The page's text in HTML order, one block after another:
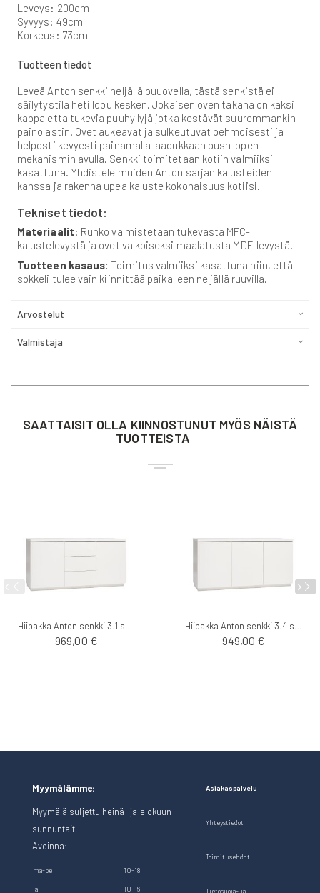
Leveys: 200cm
Syvyys: 49cm
Korkeus: 73cm
Tuotteen tiedot
Leveä Anton senkki neljällä puuovella, tästä senkistä ei
säilytystila heti lopu kesken. Jokaisen oven takana on kaksi
kappaletta tukevia puuhyllyjä jotka kestävät suuremmankin
painolastin. Ovet aukeavat ja sulkeutuvat pehmoisesti ja
helposti kevyesti painamalla laadukkaan push-open
mekanismin avulla. Senkki toimitetaan kotiin valmiiksi
kasattuna. Yhdistele muiden Anton sarjan kalusteiden
kanssa ja rakenna upea kaluste kokonaisuus kotiisi.
Tekniset tiedot:
Materiaalit: Runko valmistetaan tukevasta MFC-
kalustelevystä ja ovet valkoiseksi maalatusta MDF-levystä.
Tuotteen kasaus: Toimitus valmiiksi kasattuna niin, että
sokkeli tulee vain kiinnittää paikalleen neljällä ruuvilla.
Arvostelut
Valmistaja
SAATTAISIT OLLA KIINNOSTUNUT MYÖS NÄISTÄ
TUOTTEISTA
969,00 € 949,00 €
Myymälämme:
Myymälä suljettu heinä- ja elokuun
sunnuntait.
Avoinna:
ma-pe 10-18
la 10-16
Asiakaspalvelu
Yhteystiedot
Toimitusehdot
Tietosuoja- ja